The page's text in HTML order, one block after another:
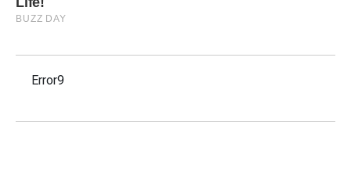
Error9